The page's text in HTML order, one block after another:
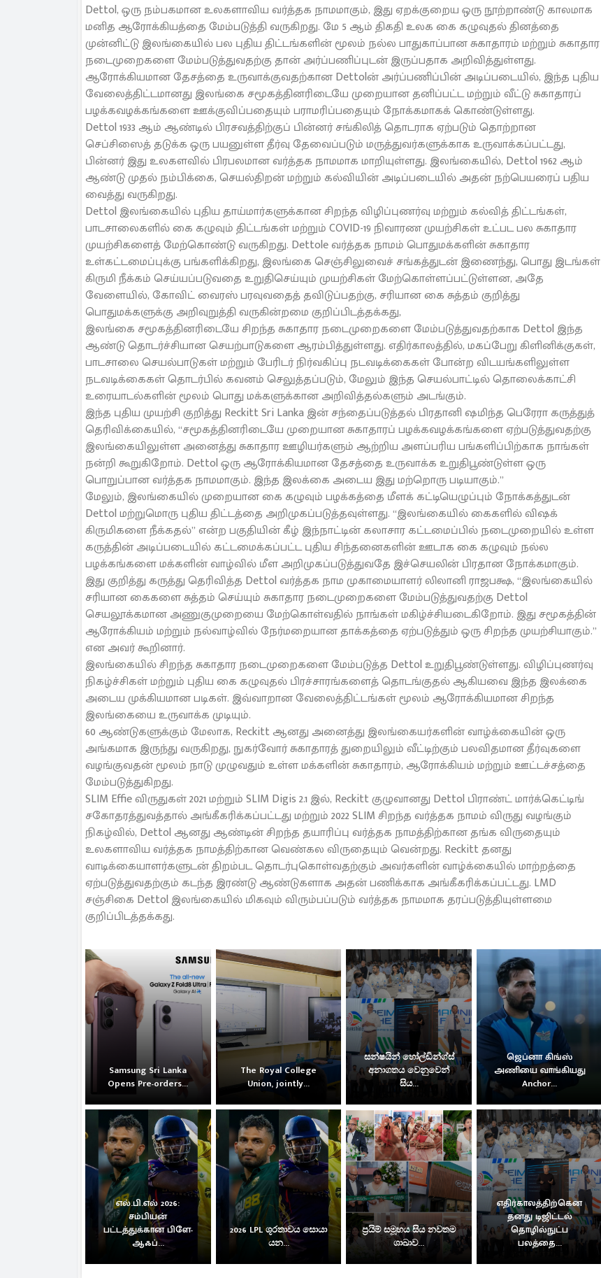
Dettol, ஒரு நம்பகமான உலகளாவிய வர்த்தக நாமமாகும், இது ஏறக்குறைய ஒரு நூற்றாண்டு காலமாக
மனித ஆரோக்கியத்தை மேம்படுத்தி வருகிறது. மே 5 ஆம் திகதி உலக கை கழுவுதல் தினத்தை
முன்னிட்டு இலங்கையில் பல புதிய திட்டங்களின் மூலம் நல்ல பாதுகாப்பான சுகாதாரம் மற்றும் சுகாதார
நடைமுறைகளை மேம்படுத்துவதற்கு தான் அர்ப்பணிப்புடன் இருப்பதாக அறிவித்துள்ளது.
ஆரோக்கியமான தேசத்தை உருவாக்குவதற்கான Dettolன் அர்ப்பணிப்பின் அடிப்படையில், இந்த புதிய
வேலைத்திட்டமானது இலங்கை சமூகத்தினரிடையே முறையான தனிப்பட்ட மற்றும் வீட்டு சுகாதாரப்
பழக்கவழக்கங்களை ஊக்குவிப்பதையும் பராமரிப்பதையும் நோக்கமாகக் கொண்டுள்ளது.
Dettol 1933 ஆம் ஆண்டில் பிரசவத்திற்குப் பின்னர் சங்கிலித் தொடராக ஏற்படும் தொற்றான
செப்சிஸைத் தடுக்க ஒரு பயனுள்ள தீர்வு தேவைப்படும் மருத்துவர்களுக்காக உருவாக்கப்பட்டது,
பின்னர் இது உலகளவில் பிரபலமான வர்த்தக நாமமாக மாறியுள்ளது. இலங்கையில், Dettol 1962 ஆம்
ஆண்டு முதல் நம்பிக்கை, செயல்திறன் மற்றும் கல்வியின் அடிப்படையில் அதன் நற்பெயரைப் பதிய
வைத்து வருகிறது.
Dettol இலங்கையில் புதிய தாய்மார்களுக்கான சிறந்த விழிப்புணர்வு மற்றும் கல்வித் திட்டங்கள்,
பாடசாலைகளில் கை கழுவும் திட்டங்கள் மற்றும் COVID-19 நிவாரண முயற்சிகள் உட்பட பல சுகாதார
முயற்சிகளைத் மேற்கொண்டு வருகிறது. Dettole வர்த்தக நாமம் பொதுமக்களின் சுகாதார
உள்கட்டமைப்புக்கு பங்களிக்கிறது, இலங்கை செஞ்சிலுவைச் சங்கத்துடன் இணைந்து, பொது இடங்கள்
கிருமி நீக்கம் செய்யப்படுவதை உறுதிசெய்யும் முயற்சிகள் மேற்கொள்ளப்பட்டுள்ளன, அதே
வேளையில், கோவிட் வைரஸ் பரவுவதைத் தவிடுப்பதற்கு, சரியான கை சுத்தம் குறித்து
பொதுமக்களுக்கு அறிவுறுத்தி வருகின்றமை குறிப்பிடத்தக்கது,
இலங்கை சமூகத்தினரிடையே சிறந்த சுகாதார நடைமுறைகளை மேம்படுத்துவதற்காக Dettol இந்த
ஆண்டு தொடர்ச்சியான செயற்பாடுகளை ஆரம்பித்துள்ளது. எதிர்காலத்தில், மகப்பேறு கிளினிக்குகள்,
பாடசாலை செயல்பாடுகள் மற்றும் பேரிடர் நிர்வகிப்பு நடவடிக்கைகள் போன்ற விடயங்களிலுள்ள
நடவடிக்கைகள் தொடர்பில் கவனம் செலுத்தப்படும், மேலும் இந்த செயல்பாட்டில் தொலைக்காட்சி
உரையாடல்களின் மூலம் பொது மக்களுக்கான அறிவித்தல்களும் அடங்கும்.
இந்த புதிய முயற்சி குறித்து Reckitt Sri Lanka இன் சந்தைப்படுத்தல் பிரதானி ஷமிந்த பெரேரா கருத்துத்
தெரிவிக்கையில், “சமூகத்தினரிடையே முறையான சுகாதாரப் பழக்கவழக்கங்களை ஏற்படுத்துவதற்கு
இலங்கையிலுள்ள அனைத்து சுகாதார ஊழியர்களும் ஆற்றிய அளப்பரிய பங்களிப்பிற்காக நாங்கள்
நன்றி கூறுகிறோம். Dettol ஒரு ஆரோக்கியமான தேசத்தை உருவாக்க உறுதிபூண்டுள்ள ஒரு
பொறுப்பான வர்த்தக நாமமாகும். இந்த இலக்கை அடைய இது மற்றொரு படியாகும்.”
மேலும், இலங்கையில் முறையான கை கழுவும் பழக்கத்தை மீளக் கட்டியெழுப்பும் நோக்கத்துடன்
Dettol மற்றுமொரு புதிய திட்டத்தை அறிமுகப்படுத்தவுள்ளது. “இலங்கையில் கைகளில் விஷக்
கிருமிகளை நீக்கதல்” என்ற பகுதியின் கீழ் இந்நாட்டின் கலாசார கட்டமைப்பில் நடைமுறையில் உள்ள
கருத்தின் அடிப்படையில் கட்டமைக்கப்பட்ட புதிய சிந்தனைகளின் ஊடாக கை கழுவும் நல்ல
பழக்கங்களை மக்களின் வாழ்வில் மீள அறிமுகப்படுத்துவதே இச்செயலின் பிரதான நோக்கமாகும்.
இது குறித்து கருத்து தெரிவித்த Dettol வர்த்தக நாம முகாமையாளர் லிலானி ராஜபக்ஷ, “இலங்கையில்
சரியான கைகளை சுத்தம் செய்யும் சுகாதார நடைமுறைகளை மேம்படுத்துவதற்கு Dettol
செயலூக்கமான அணுகுமுறையை மேற்கொள்வதில் நாங்கள் மகிழ்ச்சியடைகிறோம். இது சமூகத்தின்
ஆரோக்கியம் மற்றும் நல்வாழ்வில் நேர்மறையான தாக்கத்தை ஏற்படுத்தும் ஒரு சிறந்த முயற்சியாகும்.’’
என அவர் கூறினார்.
இலங்கையில் சிறந்த சுகாதார நடைமுறைகளை மேம்படுத்த Dettol உறுதிபூண்டுள்ளது. விழிப்புணர்வு
நிகழ்ச்சிகள் மற்றும் புதிய கை கழுவுதல் பிரச்சாரங்களைத் தொடங்குதல் ஆகியவை இந்த இலக்கை
அடைய முக்கியமான படிகள். இவ்வாறான வேலைத்திட்டங்கள் மூலம் ஆரோக்கியமான சிறந்த
இலங்கையை உருவாக்க முடியும்.
60 ஆண்டுகளுக்கும் மேலாக, Reckitt ஆனது அனைத்து இலங்கையர்களின் வாழ்க்கையின் ஒரு
அங்கமாக இருந்து வருகிறது, நுகர்வோர் சுகாதாரத் துறையிலும் வீட்டிற்கும் பலவிதமான தீர்வுகளை
வழங்குவதன் மூலம் நாடு முழுவதும் உள்ள மக்களின் சுகாதாரம், ஆரோக்கியம் மற்றும் ஊட்டச்சத்தை
மேம்படுத்துகிறது.
SLIM Effie விருதுகள் 2021 மற்றும் SLIM Digis 2.1 இல், Reckitt குழுவானது Dettol பிராண்ட் மார்க்கெட்டிங்
சகோதரத்துவத்தால் அங்கீகரிக்கப்பட்டது மற்றும் 2022 SLIM சிறந்த வர்த்தக நாமம் விருது வழங்கும்
நிகழ்வில், Dettol ஆனது ஆண்டின் சிறந்த தயாரிப்பு வர்த்தக நாமத்திற்கான தங்க விருதையும்
உலகளாவிய வர்த்தக நாமத்திற்கான வெண்கல விருதையும் வென்றது. Reckitt தனது
வாடிக்கையாளர்களுடன் திறம்பட தொடர்புகொள்வதற்கும் அவர்களின் வாழ்க்கையில் மாற்றத்தை
ஏற்படுத்துவதற்கும் கடந்த இரண்டு ஆண்டுகளாக அதன் பணிக்காக அங்கீகரிக்கப்பட்டது. LMD
சஞ்சிகை Dettol இலங்கையில் மிகவும் விரும்பப்படும் வர்த்தக நாமமாக தரப்படுத்தியுள்ளமை
குறிப்பிடத்தக்கது.
Samsung Sri Lanka
Opens Pre-orders...
The Royal College
Union, jointly...
සන්ෂයින් හෝල්ඩින්ග්ස්
අනාගතය වෙනුවෙන්
සිය...
ஜெப்னா கிங்ஸ்
அணியை வாங்கியது
Anchor...
எல்.பி.எல் 2026:
சம்பியன்
பட்டத்துக்கான பிளே-
ஆஃப்...
2026 LPL ශූරතාවය සොයා
යන...
ප්‍රයිම් සමූහය සිය නවතම
ශාඛාව...
எதிர்காலத்திற்கென
தனது டிஜிட்டல்
தொழில்நுட்ப
பலத்தை...